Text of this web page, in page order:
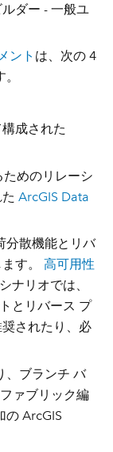
ダー - 一般ユ
ント は、次の 4
成された
めのリレーシ
たArcGIS Data
分散機能とリバ
ます。高可用性
ナリオでは、
とリバース プ
されたり、必
、ブランチ バ
ァブリック編
の ArcGIS